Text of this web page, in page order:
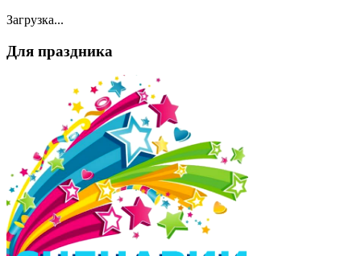
Загрузка...
Для праздника